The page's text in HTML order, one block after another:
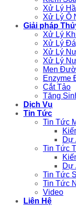
Xử Lý
Xử Lý Ô
Giải pháp
Xử Lý
Xử Lý
Xử Lý
Xử Lý
Men
Enzyme
Cắt Tảo
Tăng
Dịch Vụ
Tin Tức
Tin Tức
Dự
Tin Tức
Dự
Tin Tức
Tin Tức
Video
Liên Hệ